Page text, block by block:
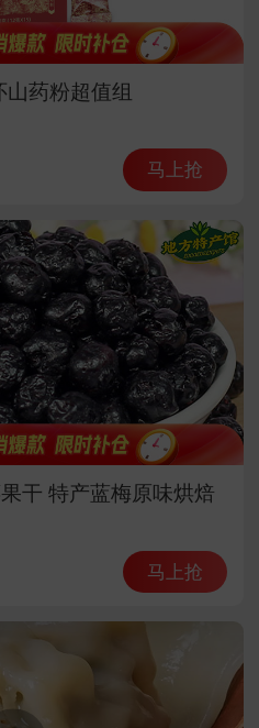
山药粉超值组
马上抢
袋 蓝莓果干 特产蓝梅原味烘焙
马上抢